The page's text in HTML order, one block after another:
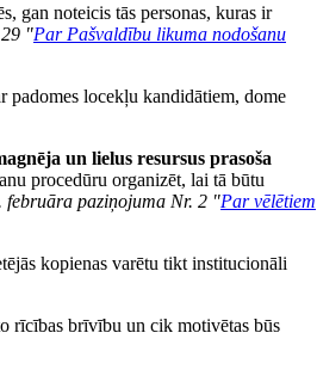
gan noteicis tās personas, kuras ir
29 "Par Pašvaldību likuma nodošanu
padomes locekļu kandidātiem, dome
un lielus resursus prasoša
procedūru organizēt, lai tā būtu
februāra paziņojuma Nr. 2 "Par vēlētiem
kopienas varētu tikt institucionāli
rīcības brīvību un cik motivētas būs